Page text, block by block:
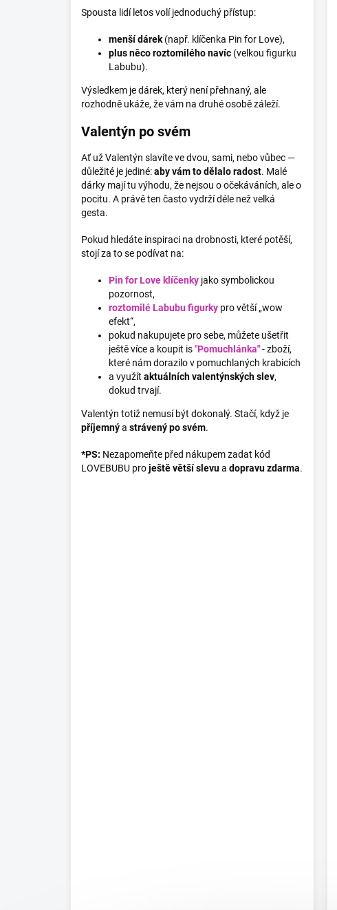
Spousta lidí letos volí jednoduchý přístup:
menší dárek(např. klíčenka Pin for Love),
plus něco roztomilého navíc (velkou figurku
Labubu).
Výsledkem je dárek, který není přehnaný, ale
rozhodně ukáže, že vám na druhé osobě záleží.
Valentýn po svém
Ať už Valentýn slavíte ve dvou, sami, nebo vůbec —
důležité je jediné:aby vám to dělalo radost. Malé
dárky mají tu výhodu, že nejsou o očekáváních, ale o
pocitu. A právě ten často vydrží déle než velká
gesta.
Pokud hledáte inspiraci na drobnosti, které potěší,
stojí za to se podívat na:
Pin for Love klíčenky jako symbolickou
pozornost,
roztomilé Labubu figurky pro větší „wow
efekt“,
pokud nakupujete pro sebe, můžete ušetřit
ještě více a koupit is"Pomuchlánka"- zboží,
které nám dorazilo v pomuchlaných krabicích
a využít aktuálních valentýnských slev,
dokud trvají.
Valentýn totiž nemusí být dokonalý. Stačí, když je
příjemnýa strávený po svém.
*PS: Nezapomeňte před nákupem zadat kód
LOVEBUBU proještě větší slevua dopravu zdarma.